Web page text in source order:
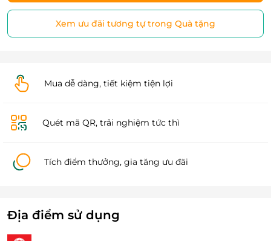
Xem ưu đãi tương tự trong Quà tặng
Mua dễ dàng, tiết kiệm tiện lợi
Quét mã QR, trải nghiệm tức thì
Tích điểm thưởng, gia tăng ưu đãi
Địa điểm sử dụng